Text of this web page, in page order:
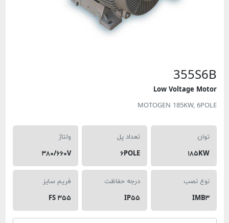
Low Voltage
MOTOGEN 185KW,
۱۸۵KW
تعداد پل
۶POLE
۳۸۰/۶۶۰V
نوع نصب
IMB۳
درجه حفاظت
IP۵۵
فریم سایز
FS ۳۵۵